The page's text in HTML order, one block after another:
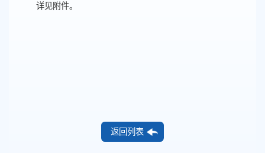
详见附件。
返回列表